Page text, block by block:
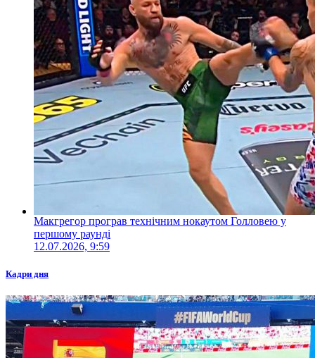
Макгрегор програв технічним нокаутом Голловею у
першому раунді
12.07.2026, 9:59
Кадри дня